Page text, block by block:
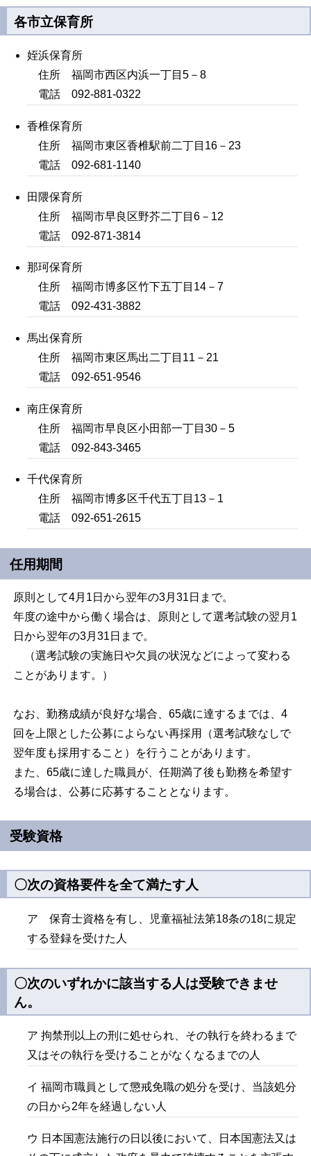
各市立保育所
姪浜保育所
住所 福岡市西区内浜一丁目5－8
電話 092-881-0322
香椎保育所
住所 福岡市東区香椎駅前二丁目16－23
電話 092-681-1140
田隈保育所
住所 福岡市早良区野芥二丁目6－12
電話 092-871-3814
那珂保育所
住所 福岡市博多区竹下五丁目14－7
電話 092-431-3882
馬出保育所
住所 福岡市東区馬出二丁目11－21
電話 092-651-9546
南庄保育所
住所 福岡市早良区小田部一丁目30－5
電話 092-843-3465
千代保育所
住所 福岡市博多区千代五丁目13－1
電話 092-651-2615
任用期間
原則として4月1日から翌年の3月31日まで。
年度の途中から働く場合は、原則として選考試験の翌月1
日から翌年の3月31日まで。
（選考試験の実施日や欠員の状況などによって変わる
ことがあります。）
なお、勤務成績が良好な場合、65歳に達するまでは、4
回を上限とした公募によらない再採用（選考試験なしで
翌年度も採用すること）を行うことがあります。
また、65歳に達した職員が、任期満了後も勤務を希望す
る場合は、公募に応募することとなります。
受験資格
〇次の資格要件を全て満たす人
ア 保育士資格を有し、児童福祉法第18条の18に規定
する登録を受けた人
〇次のいずれかに該当する人は受験できませ
ん。
ア 拘禁刑 以上の刑に処せられ、その執行を終わるまで
又はその執行を受けることがなくなるまでの人
イ 福岡市職員として懲戒免職の処分を受け、当該処分
の日から2年を経過しない人
ウ 日本国憲法施行の日以後において、日本国憲法又は